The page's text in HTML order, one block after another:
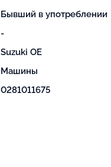
Бывший в употреблении
-
Suzuki OE
Машины
0281011675